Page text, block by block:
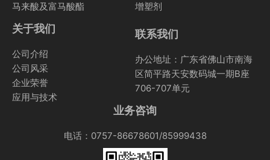
马来酸及富马酸酯
增塑剂
关于我们
公司介绍
公司风采
企业荣誉
应用与技术
联系我们
办公地址：广东省佛山市南海
区简平路天安数码城一期B座
706-707单元
业务咨询
电话：0757-86678601/85999438